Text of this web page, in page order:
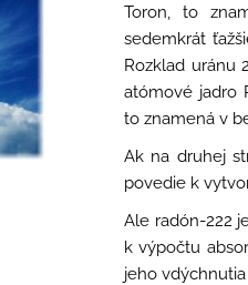
Toron, to
sedemkrát
Rozklad uránu
atómové jadro
to znamená v
Ak na druhej
povedie k
Ale radón-222
k výpočtu
jeho